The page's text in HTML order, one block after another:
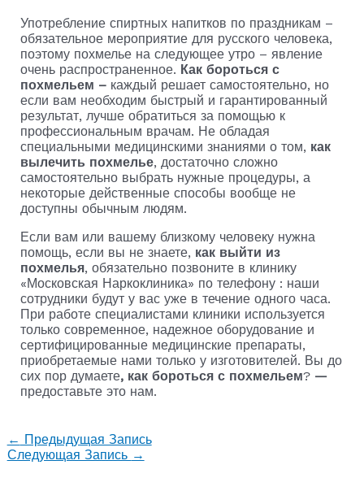
Употребление спиртных напитков по праздникам –
обязательное мероприятие для русского человека,
поэтому похмелье на следующее утро – явление
очень распространенное. Как бороться с
похмельем – каждый решает самостоятельно, но
если вам необходим быстрый и гарантированный
результат, лучше обратиться за помощью к
профессиональным врачам. Не обладая
специальными медицинскими знаниями о том, как
вылечить похмелье, достаточно сложно
самостоятельно выбрать нужные процедуры, а
некоторые действенные способы вообще не
доступны обычным людям.
Если вам или вашему близкому человеку нужна
помощь, если вы не знаете, как выйти из
похмелья, обязательно позвоните в клинику
«Московская Наркоклиника» по телефону : наши
сотрудники будут у вас уже в течение одного часа.
При работе специалистами клиники используется
только современное, надежное оборудование и
сертифицированные медицинские препараты,
приобретаемые нами только у изготовителей. Вы до
сих пор думаете, как бороться с похмельем?—
предоставьте это нам.
← Предыдущая Запись
Следующая Запись →